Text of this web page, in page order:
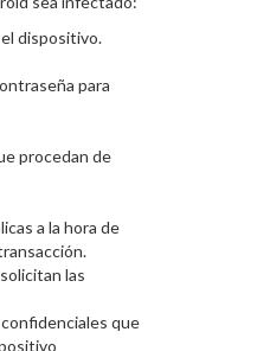
dispositivo.
para
procedan de
a la hora de
las
que